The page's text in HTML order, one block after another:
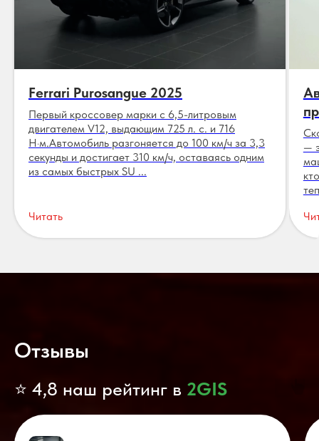
Ferrari Purosangue 2025
Первый кроссовер марки с 6,5-литровым
двигателем V12, выдающим 725 л. с. и 716
Н·м.Автомобиль разгоняется до 100 км/ч за 3,3
секунды и достигает 310 км/ч, оставаясь одним
из самых быстрых SU ...
Читать
—
Отзывы
⭐ 4,8 наш рейтинг в 2GIS